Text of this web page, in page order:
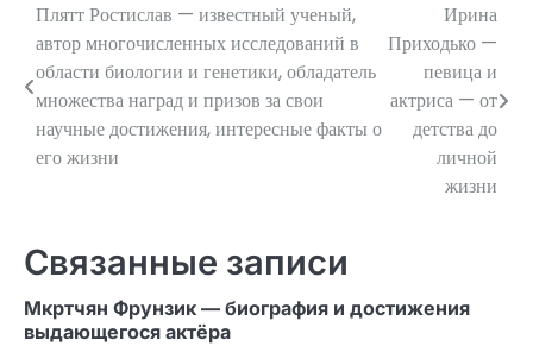
Навигация
по
записям
Плятт Ростислав — известный ученый,
автор многочисленных исследований в
области биологии и генетики, обладатель
множества наград и призов за свои
научные достижения, интересные факты о
его жизни
Ирина
Приходько —
певица и
актриса — от
детства до
личной
жизни
Связанные записи
Мкртчян Фрунзик — биография и достижения
выдающегося актёра